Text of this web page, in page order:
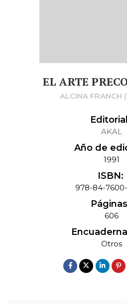
EL ARTE
ALCINA FRANCH
AKAL
Año de
1991
ISBN:
978-84-
606
Otros